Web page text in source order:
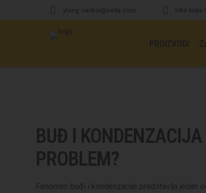
PROIZVODI
BUĐ I
PROBLEM?
Fenomen buđi i kondenzacije predstavlja jedan